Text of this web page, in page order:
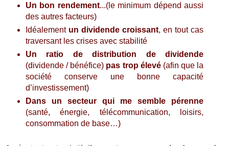
Un bon rendement...(le minimum dépend aussi
des autres facteurs)
Idéalement un dividende croissant, en tout cas
traversant les crises avec stabilité
Un ratio de distribution de dividende
(dividende / bénéfice) pas trop élevé(afin que la
société conserve une bonne capacité
d’investissement)
Dans un secteur qui me semble pérenne
(santé, énergie, télécommunication, loisirs,
consommation de base…)